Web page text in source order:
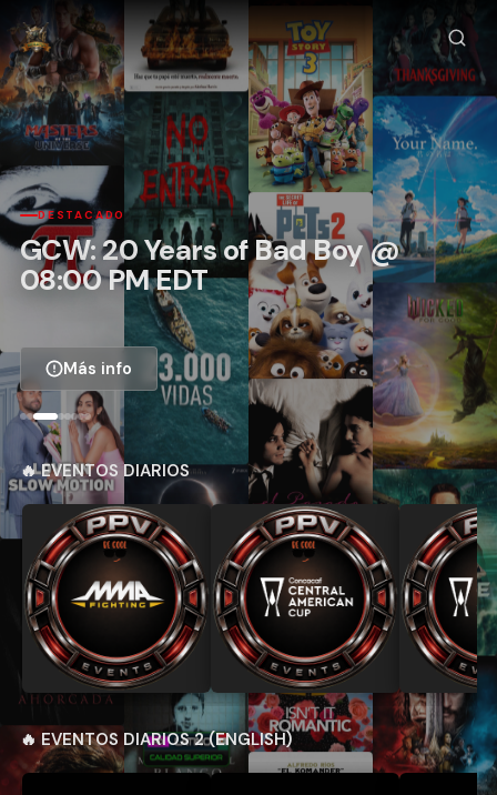
DESTACADO
GCW: 20 Years of Bad Boy @
08:00 PM EDT
Más info
🔥 EVENTOS DIARIOS
🔥 EVENTOS DIARIOS 2 (ENGLISH)